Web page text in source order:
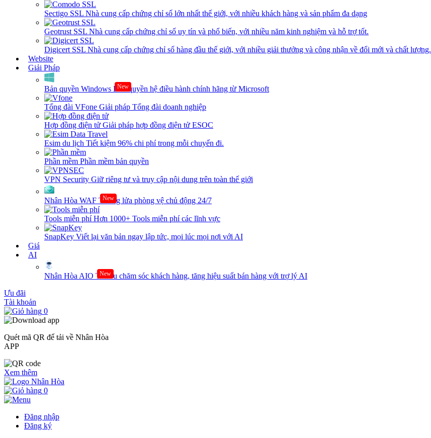
Sectigo SSL Nhà cung cấp chứng chỉ số lớn nhất thế giới, với nhiều khách hàng và sản phẩm đa dạng
Geotrust SSL Nhà cung cấp chứng chỉ số uy tín và phổ biến, với nhiều năm kinh nghiệm và hỗ trợ tốt.
Digicert SSL Nhà cung cấp chứng chỉ số hàng đầu thế giới, với nhiều giải thưởng và công nhận về đổi mới và chất lượng.
Website
Giải Pháp
Bản quyền Windows New
Bản quyền hệ điều hành chính hãng từ Microsoft
Tổng đài VFone Giải pháp Tổng đài doanh nghiệp
Hợp đồng điện tử Giải pháp hợp đồng điện tử ESOC
Esim du lịch Tiết kiệm 96% chi phí trong mỗi chuyến đi.
Phần mềm Phần mềm bản quyền
VPN Security Giữ riêng tư và truy cập nội dung trên toàn thế giới
Nhân Hòa WAF New
Tường lửa phòng vệ chủ động 24/7
Tools miễn phíHơn 1000+ Tools miễn phí các lĩnh vực
SnapKey Viết lại văn bản ngay lập tức, mọi lúc mọi nơi với AI
Giá
AI
Nhân Hòa AIO New
Tối ưu chăm sóc khách hàng, tăng hiệu suất bán hàng với trợ lý AI
Ưu đãi
Tài khoản
0
Quét mã QR để tải về Nhân Hòa
APP
Xem thêm
0
Đăng nhập
Đăng ký